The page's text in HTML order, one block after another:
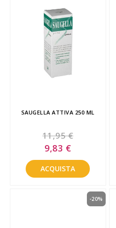
SAUGELLA ATTIVA 250 ML
11,95 €
Special
Price
9,83 €
ACQUISTA
-20%